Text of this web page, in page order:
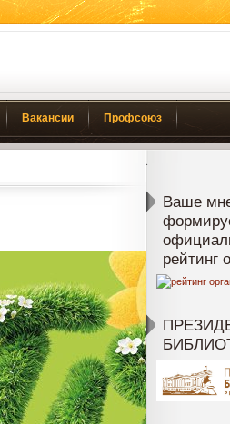
Вакансии Профсоюз
Ваше
рейтинг